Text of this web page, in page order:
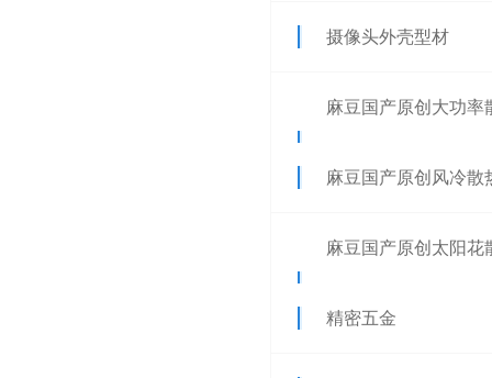
摄像头外壳型材
麻豆国产原创大功率
器
麻豆国产原创风冷散
麻豆国产原创太阳花
器
精密五金